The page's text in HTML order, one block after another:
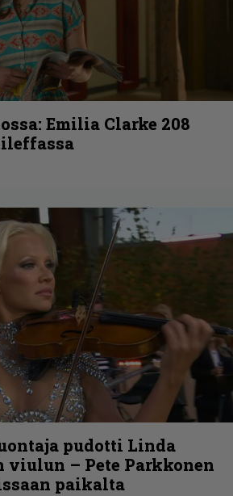
Emilia Clarke 208
pudotti Linda
viulun – Pete Parkkonen
paikalta